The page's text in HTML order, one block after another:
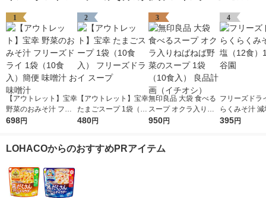
1
【アウトレット】宝幸
野菜のおみそ汁 フリ
ーズドライ 1袋（10食
698円
2
【アウトレット】宝幸
たまごスープ 1袋（10
食入） フリーズドラ
480円
3
無印良品 大袋 食べる
スープ オクラ入りね
ばねば野菜のスープ 1
950円
4
フリーズドラ
らくみそ汁
食）1箱 永谷
395円
LOHACOからのおすすめPRアイテム